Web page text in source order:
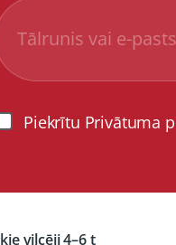
Piekrītu Privātuma
vilcēji 4–6 t